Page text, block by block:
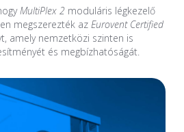
MultiPlex 2moduláris légkezelő
megszerezték az Eurovent Certified
amely nemzetközi szinten is
és megbízhatóságát.